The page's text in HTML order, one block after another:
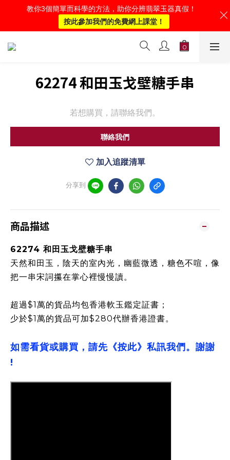
62274 和田玉戈壁糖手串
若想購買，請聯絡我們。
聯絡我們
加入追蹤清單
分享到
商品描述
62274 和田玉戈壁糖手串
天然和田玉，陰天的室內光，幽藍微透，糖色不喧，像
把一串宋詞攥在掌心裡慢慢讀。
超過$1萬的貨品均包香港軟玉鑑定証書；
少於$1萬的貨品可加$280代辦香港證書。
如需看貨或購買，請先《按此》私訊我們。謝謝
!
教你3個簡單而科學的方法，助你分辨翡翠玉器真假！
按此參加我們的免費網上課堂！